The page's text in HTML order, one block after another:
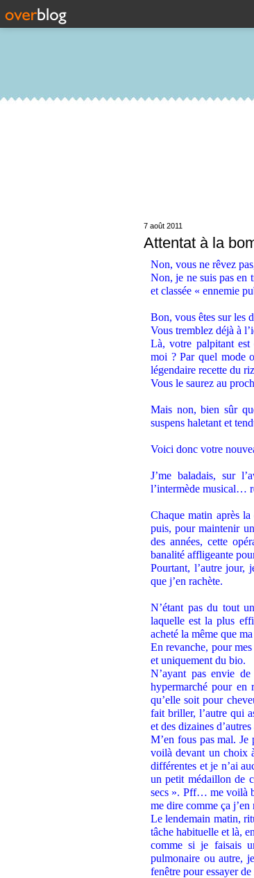
7 août 2011
Attentat à la
Non, vous ne rêvez
Non, je ne suis pas en
et classée « ennemie
Bon, vous êtes sur les
Vous tremblez déjà à
Là, votre palpitant est
moi ? Par quel mode
légendaire recette du
Vous le saurez au
Mais non, bien sûr
suspens haletant et
Voici donc votre
J’me baladais, sur
l’intermède musical…
Chaque matin après
puis, pour maintenir
des années, cette
banalité affligeante
Pourtant, l’autre jour,
que j’en rachète.
N’étant pas du tout
laquelle est la plus
acheté la même que
En revanche, pour
et uniquement du bio.
N’ayant pas envie
hypermarché pour en
qu’elle soit pour
fait briller, l’autre qui
et des dizaines
M’en fous pas mal. Je
voilà devant un choix
différentes et je n’ai
un petit médaillon de
secs ». Pff… me voilà
me dire comme ça
Le lendemain matin,
tâche habituelle et là,
comme si je faisais
pulmonaire ou autre,
fenêtre pour essayer